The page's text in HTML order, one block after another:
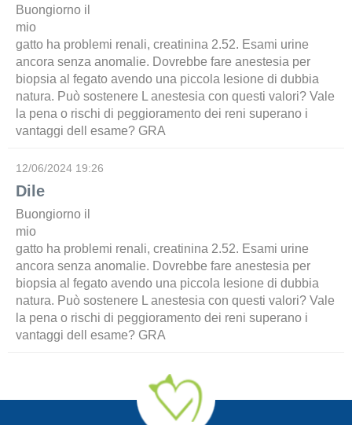
Buongiorno il
mio
gatto ha problemi renali, creatinina 2.52. Esami urine
ancora senza anomalie. Dovrebbe fare anestesia per
biopsia al fegato avendo una piccola lesione di dubbia
natura. Può sostenere L anestesia con questi valori? Vale
la pena o rischi di peggioramento dei reni superano i
vantaggi dell esame? GRA
12/06/2024 19:26
Dile
Buongiorno il
mio
gatto ha problemi renali, creatinina 2.52. Esami urine
ancora senza anomalie. Dovrebbe fare anestesia per
biopsia al fegato avendo una piccola lesione di dubbia
natura. Può sostenere L anestesia con questi valori? Vale
la pena o rischi di peggioramento dei reni superano i
vantaggi dell esame? GRA